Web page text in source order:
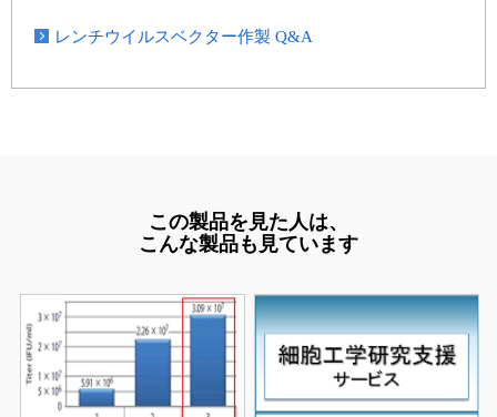
レンチウイルスベクター作製 Q&A
この製品を見た人は、
こんな製品も見ています